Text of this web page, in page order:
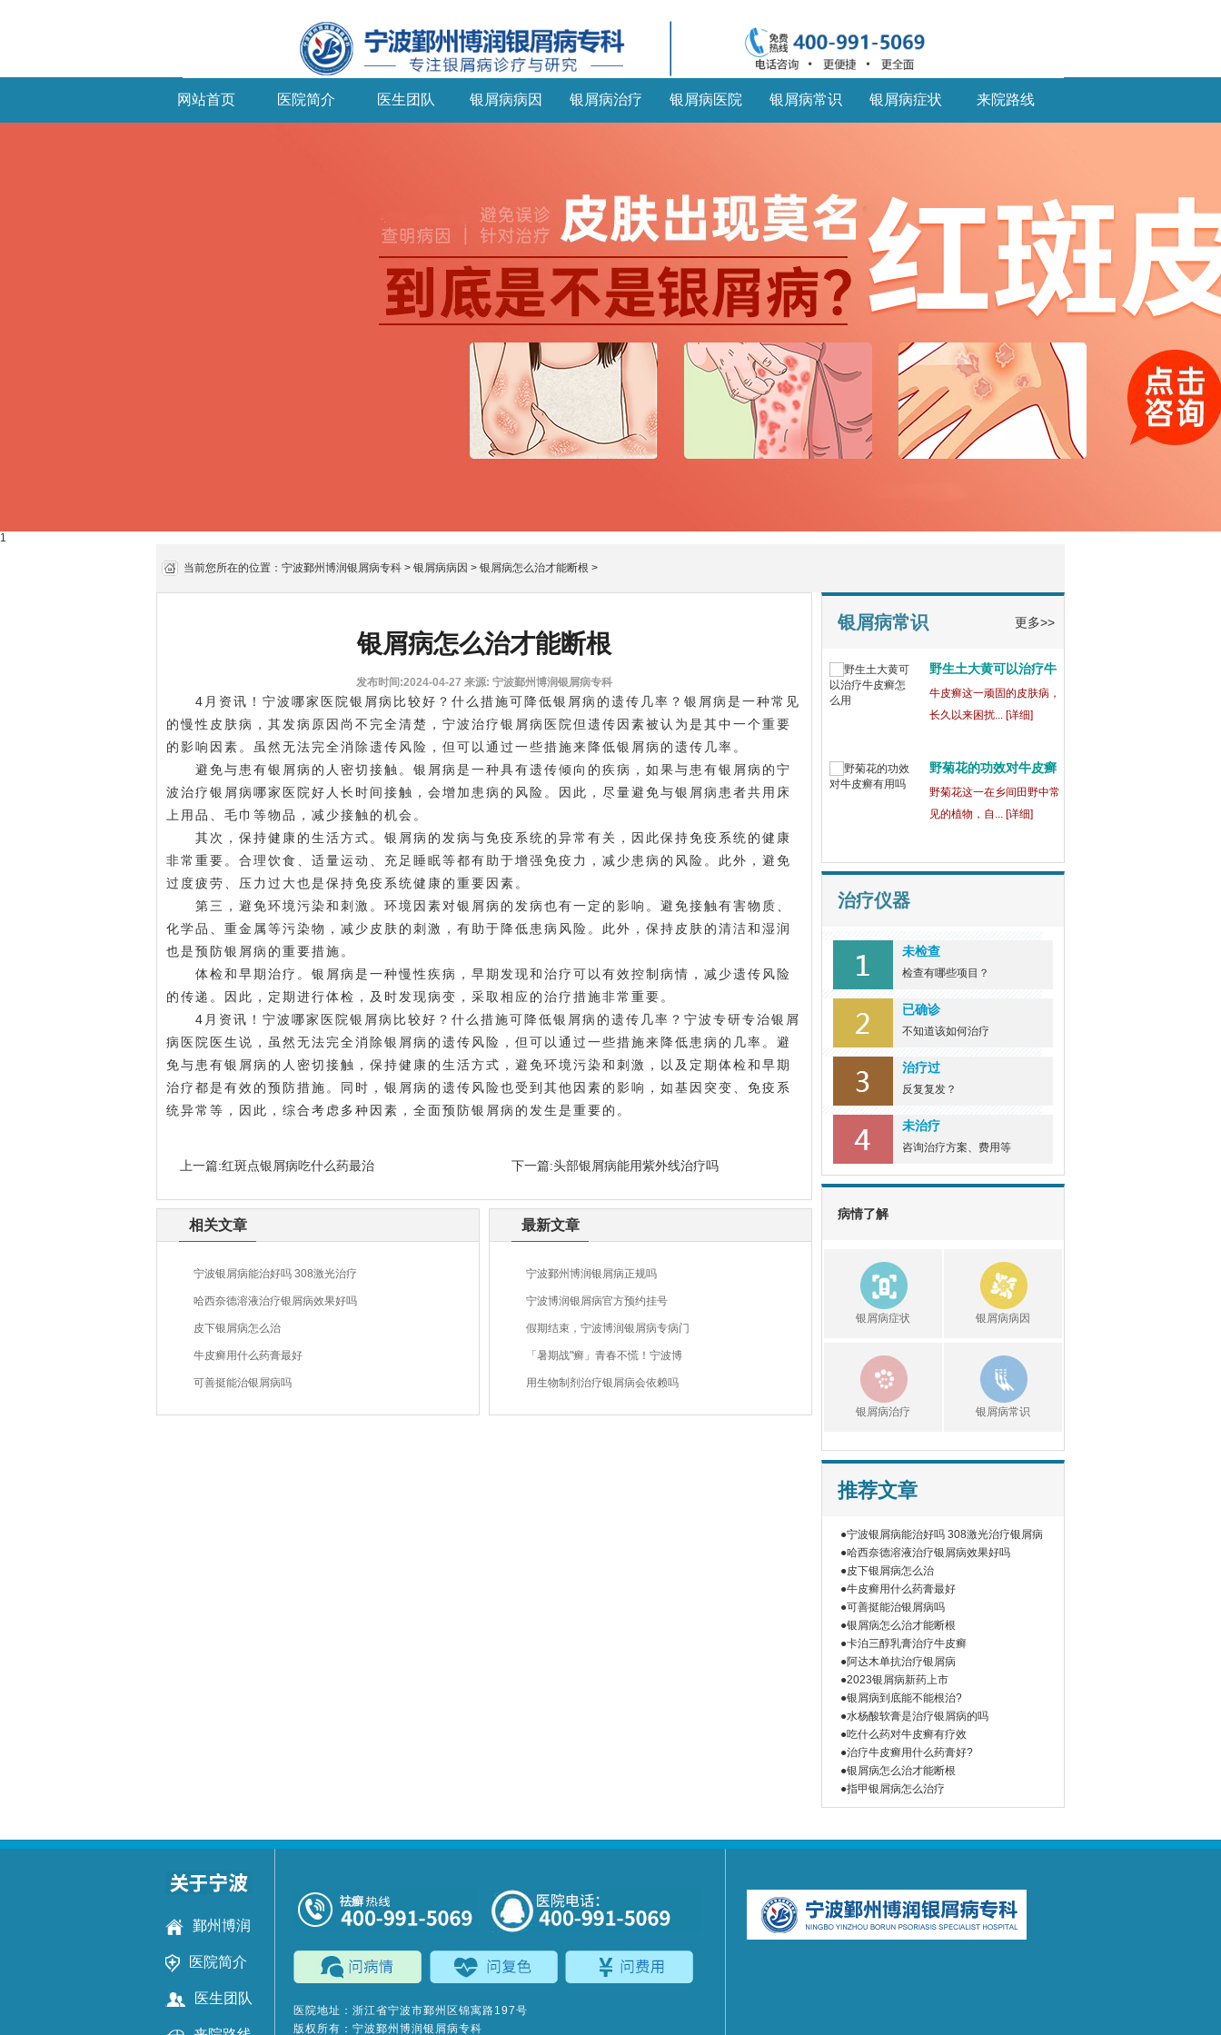
网站首页 医院简介 医生团队 银屑病病因 银屑病治疗 银屑病医院 银屑病常识 银屑病症状 来院路线
1
当前您所在的位置： 宁波鄞州博润银屑病专科 > 银屑病病因 > 银屑病怎么治才能断根 >
银屑病怎么治才能断根
发布时间:2024-04-27 来源: 宁波鄞州博润银屑病专科
4月资讯！宁波哪家医院银屑病比较好？什么措施可降低银屑病的遗传几率？银屑病是一种常见
的慢性皮肤病，其发病原因尚不完全清楚， 宁波治疗银屑病医院但遗传因素被认为是其中一个重要
的影响因素。虽然无法完全消除遗传风险，但可以通过一些措施来降低银屑病的遗传几率。
避免与患有银屑病的人密切接触。银屑病是一种具有遗传倾向的疾病，如果与患有银屑病的宁
波治疗银屑病哪家医院好 人长时间接触，会增加患病的风险。因此，尽量避免与银屑病患者共用床
上用品、毛巾等物品，减少接触的机会。
其次，保持健康的生活方式。银屑病的发病与免疫系统的异常有关，因此保持免疫系统的健康
非常重要。合理饮食、适量运动、充足睡眠等都有助于增强免疫力，减少患病的风险。此外，避免
过度疲劳、压力过大也是保持免疫系统健康的重要因素。
第三，避免环境污染和刺激。环境因素对银屑病的发病也有一定的影响。避免接触有害物质、
化学品、重金属等污染物，减少皮肤的刺激，有助于降低患病风险。此外，保持皮肤的清洁和湿润
也是预防银屑病的重要措施。
体检和早期治疗。银屑病是一种慢性疾病，早期发现和治疗可以有效控制病情，减少遗传风险
的传递。因此，定期进行体检，及时发现病变，采取相应的治疗措施非常重要。
4月资讯！宁波哪家医院银屑病比较好？什么措施可降低银屑病的遗传几率？宁波专研专治银屑
病医院医生说，虽然无法完全消除银屑病的遗传风险，但可以通过一些措施来降低患病的几率。避
免与患有银屑病的人密切接触，保持健康的生活方式，避免环境污染和刺激，以及定期体检和早期
治疗都是有效的预防措施。同时，银屑病的遗传风险也受到其他因素的影响，如基因突变、免疫系
统异常等，因此，综合考虑多种因素，全面预防银屑病的发生是重要的。
上一篇:红斑点银屑病吃什么药最治 下一篇:头部银屑病能用紫外线治疗吗
相关文章
宁波银屑病能治好吗 308激光治疗
哈西奈德溶液治疗银屑病效果好吗
皮下银屑病怎么治
牛皮癣用什么药膏最好
可善挺能治银屑病吗
最新文章
宁波鄞州博润银屑病正规吗
宁波博润银屑病官方预约挂号
假期结束，宁波博润银屑病专病门
「暑期战"癣」青春不慌！宁波博
用生物制剂治疗银屑病会依赖吗
银屑病常识 更多>>
银屑病这一复杂的皮肤病，
常常让患者们... [详细]
野生土大黄可以治疗牛
牛皮癣这一顽固的皮肤病，
长久以来困扰... [详细]
野菊花的功效对牛皮癣
野菊花这一在乡间田野中常
见的植物，自... [详细]
治疗仪器
未检查
检查有哪些项目？
已确诊
不知道该如何治疗
治疗过
反复复发？
未治疗
咨询治疗方案、费用等
病情了解
银屑病症状 银屑病病因
银屑病治疗 银屑病常识
推荐文章
●宁波银屑病能治好吗 308激光治疗银屑病
●哈西奈德溶液治疗银屑病效果好吗
●皮下银屑病怎么治
●牛皮癣用什么药膏最好
●可善挺能治银屑病吗
●银屑病怎么治才能断根
●卡泊三醇乳膏治疗牛皮癣
●阿达木单抗治疗银屑病
●2023银屑病新药上市
●银屑病到底能不能根治?
●水杨酸软膏是治疗银屑病的吗
●吃什么药对牛皮癣有疗效
●治疗牛皮癣用什么药膏好?
●银屑病怎么治才能断根
●指甲银屑病怎么治疗
鄞州博润
医院简介
医生团队
医院地址：浙江省宁波市鄞州区锦寓路197号
版权所有：宁波鄞州博润银屑病专科